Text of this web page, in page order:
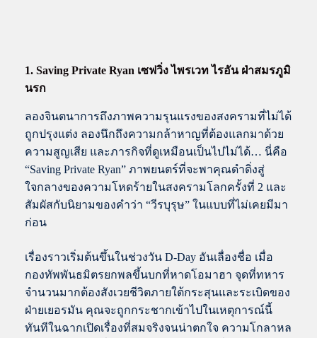
1. Saving Private Ryan เซฟวิ่ง ไพรเวท ไรอัน ฝ่าสมรภูมิ
นรก
ลองจินตนาการถึงภาพความรุนแรงของสงครามที่ไม่ได้
ถูกปรุงแต่ง ลองนึกถึงความกล้าหาญที่ต้องแลกมาด้วย
ความสูญเสีย และภารกิจที่ดูเหมือนเป็นไปไม่ได้… นี่คือ
“Saving Private Ryan” ภาพยนตร์ที่จะพาคุณดำดิ่งสู่
ใจกลางของความโหดร้ายในสงครามโลกครั้งที่ 2 และ
สัมผัสกับนิยามของคำว่า “วีรบุรุษ” ในแบบที่ไม่เคยมีมา
ก่อน
เรื่องราวเริ่มต้นขึ้นในช่วงวัน D-Day อันเลื่องชื่อ เมื่อ
กองทัพพันธมิตรยกพลขึ้นบกที่หาดโอมาฮา จุดที่ทหาร
จำนวนมากต้องสังเวยชีวิตภายใต้กระสุนและระเบิดของ
ฝ่ายเยอรมัน คุณจะถูกกระชากเข้าไปในเหตุการณ์นี้
ทันทีในฉากเปิดเรื่องที่สมจริงจนน่าตกใจ ความโกลาหล